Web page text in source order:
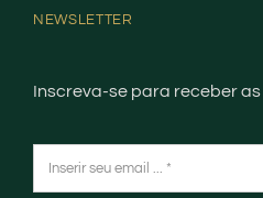
NEWSLETTER
Inscreva-se para receber